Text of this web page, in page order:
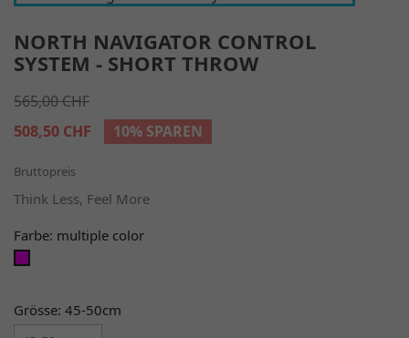
NORTH NAVIGATOR CONTROL
SYSTEM - SHORT THROW
565,00 CHF
508,50 CHF
10% SPAREN
Bruttopreis
Think Less, Feel More
Farbe: multiple color
Grösse: 45-50cm